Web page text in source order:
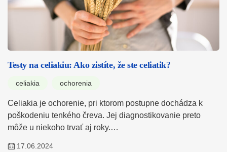
Testy na celiakiu: Ako zistíte, že ste celiatik?
celiakia ochorenia
Celiakia je ochorenie, pri ktorom postupne dochádza k
poškodeniu tenkého čreva. Jej diagnostikovanie preto
môže u niekoho trvať aj roky.…
17.06.2024